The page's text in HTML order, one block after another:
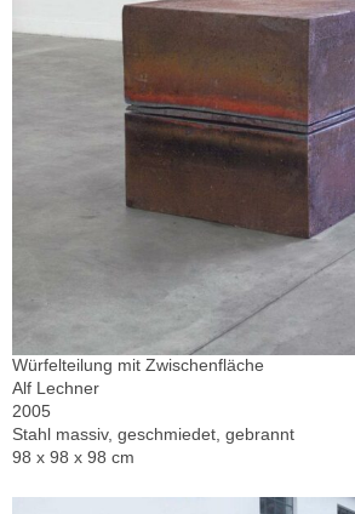
Würfelteilung mit Zwischenfläche
Alf Lechner
2005
Stahl massiv, geschmiedet, gebrannt
98 x 98 x 98 cm